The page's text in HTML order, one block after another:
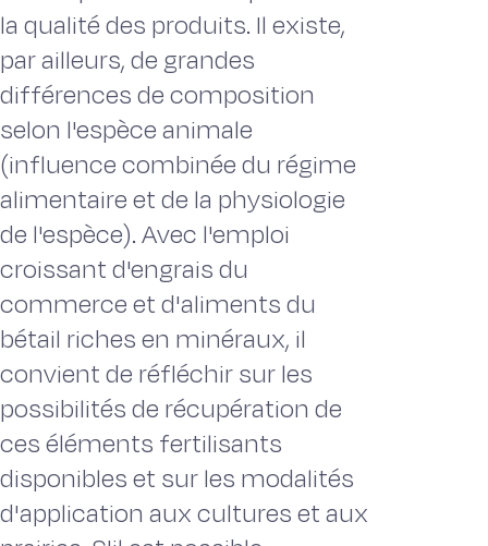
la qualité des produits. Il existe,
par ailleurs, de grandes
différences de composition
selon l'espèce animale
(influence combinée du régime
alimentaire et de la physiologie
de l'espèce). Avec l'emploi
croissant d'engrais du
commerce et d'aliments du
bétail riches en minéraux, il
convient de réfléchir sur les
possibilités de récupération de
ces éléments fertilisants
disponibles et sur les modalités
d'application aux cultures et aux